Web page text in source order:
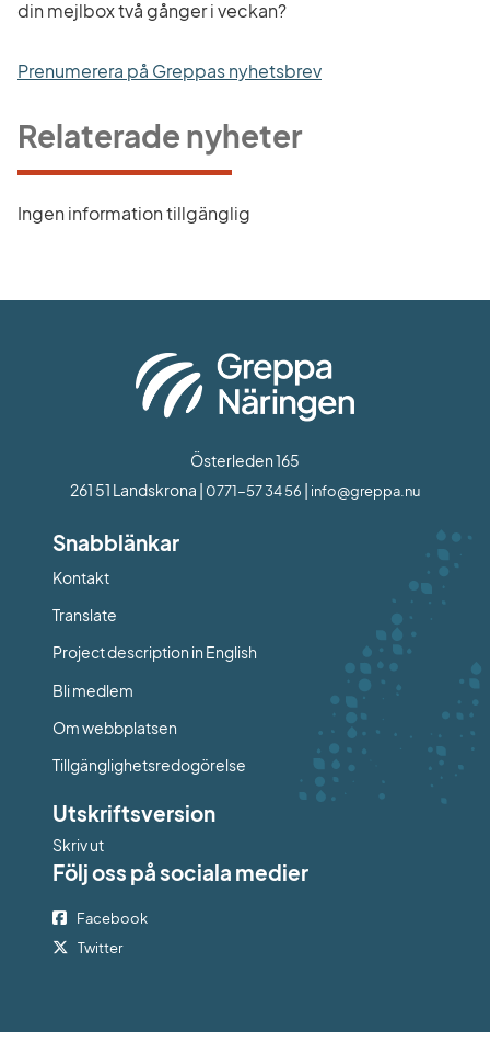
din mejlbox två gånger i veckan?
Prenumerera på Greppas nyhetsbrev
Relaterade nyheter
Ingen information tillgänglig
Österleden 165
261 51 Landskrona | 0771-57 34 56 | info@greppa.nu
Snabblänkar
Kontakt
Translate
Project description in English
Bli medlem
Om webbplatsen
Tillgänglighetsredogörelse
Utskriftsversion
Skriv ut
Följ oss på sociala medier
Facebook
Twitter